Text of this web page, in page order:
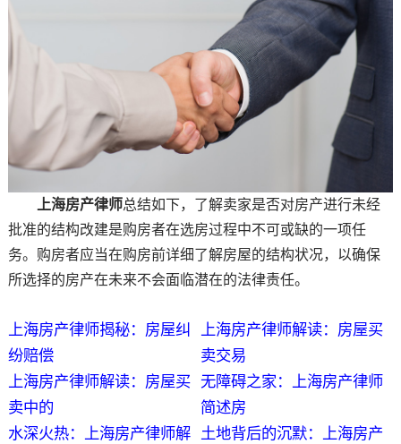
上海房产律师总结如下，了解卖家是否对房产进行未经
批准的结构改建是购房者在选房过程中不可或缺的一项任
务。购房者应当在购房前详细了解房屋的结构状况，以确保
所选择的房产在未来不会面临潜在的法律责任。
上海房产律师揭秘：房屋纠
纷赔偿
上海房产律师解读：房屋买
卖交易
上海房产律师解读：房屋买
卖中的
无障碍之家：上海房产律师
简述房
水深火热：上海房产律师解
土地背后的沉默：上海房产